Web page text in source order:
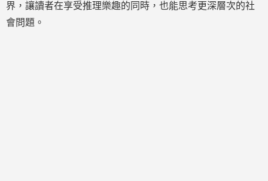
界，讓讀者在享受推理樂趣的同時，也能思考更深層次的社
會問題。